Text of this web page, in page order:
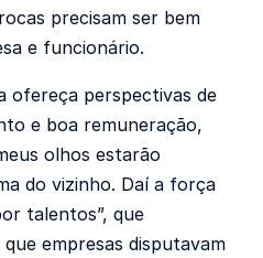
precisam ser bem
e funcionário.
ofereça perspectivas de
e boa remuneração,
olhos estarão
do vizinho. Daí a força
talentos”, que
empresas disputavam